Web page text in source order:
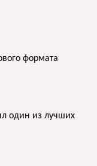
формата
один из лучших